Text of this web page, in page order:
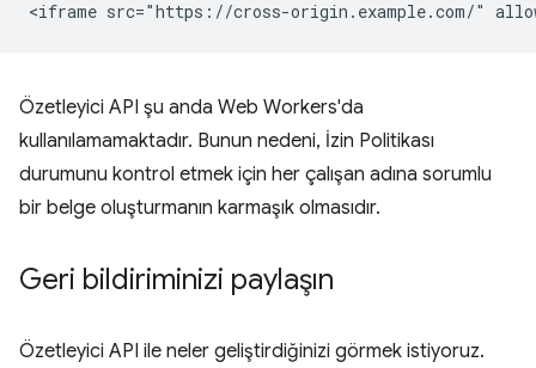
Özetleyici API şu anda Web Workers'da
kullanılamamaktadır. Bunun nedeni, İzin Politikası
durumunu kontrol etmek için her çalışan adına sorumlu
bir belge oluşturmanın karmaşık olmasıdır.
Geri bildiriminizi paylaşın
Özetleyici API ile neler geliştirdiğinizi görmek istiyoruz.